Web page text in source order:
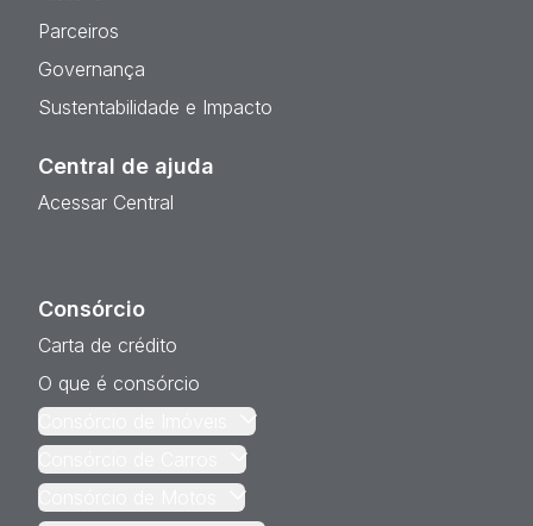
Parceiros
Governança
Sustentabilidade e Impacto
Central de ajuda
Acessar Central
Consórcio
Carta de crédito
O que é consórcio